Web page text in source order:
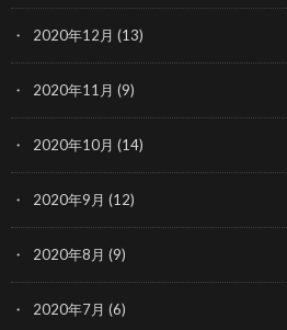
2020年12月 (13)
2020年11月 (9)
2020年10月 (14)
2020年9月 (12)
2020年8月 (9)
2020年7月 (6)